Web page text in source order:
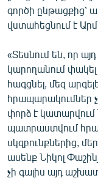
գործի ընթացքից՝
վստահեցնում է
«Տեսնում են, որ
կարողանում
հագցնել, մեզ
հրապարակումներ
փորձ է կատարվում
պատրաստվում
սկզբունքներից,
ասենք Նիկոլ
չի գալիս այդ